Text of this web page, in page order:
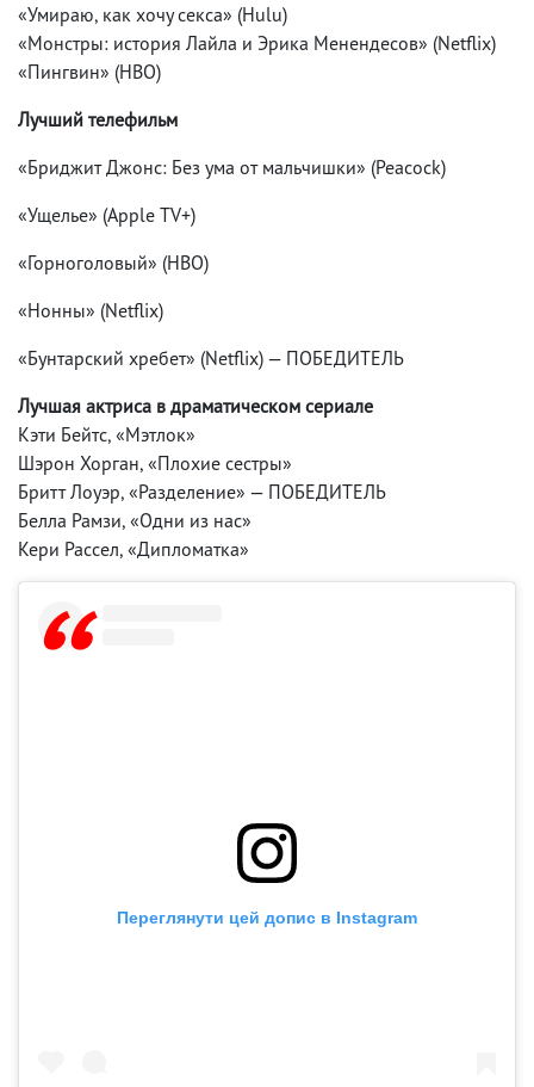
«Умираю, как хочу секса» (Hulu)
«Монстры: история Лайла и Эрика Менендесов» (Netflix)
«Пингвин» (HBO)
Лучший телефильм
«Бриджит Джонс: Без ума от мальчишки» (Peacock)
«Ущелье» (Apple TV+)
«Горноголовый» (HBO)
«Нонны» (Netflix)
«Бунтарский хребет» (Netflix) — ПОБЕДИТЕЛЬ
Лучшая актриса в драматическом сериале
Кэти Бейтс, «Мэтлок»
Шэрон Хорган, «Плохие сестры»
Бритт Лоуэр, «Разделение» — ПОБЕДИТЕЛЬ
Белла Рамзи, «Одни из нас»
Кери Рассел, «Дипломатка»
Переглянути цей допис в Instagram